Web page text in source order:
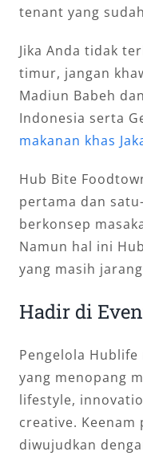
tenant yang
Jika Anda tidak
timur, jangan
Madiun Babeh
Indonesia serta
makanan khas
Hub Bite
pertama dan
berkonsep
Namun hal ini
yang masih
Hadir di
Pengelola
yang menopang
lifestyle,
creative.
diwujudkan